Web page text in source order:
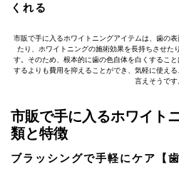
くれる
市販で手に入るホワイトニングアイテムは、歯の
たり、ホワイトニングの施術効果を長持ちさせた
す。そのため、根本的に歯の色自体を白くするこ
するよりも費用を抑えることができ、気軽に使え
言えそうです
市販で手に入るホワイト
類と特徴
ブラッシングで手軽にケア【